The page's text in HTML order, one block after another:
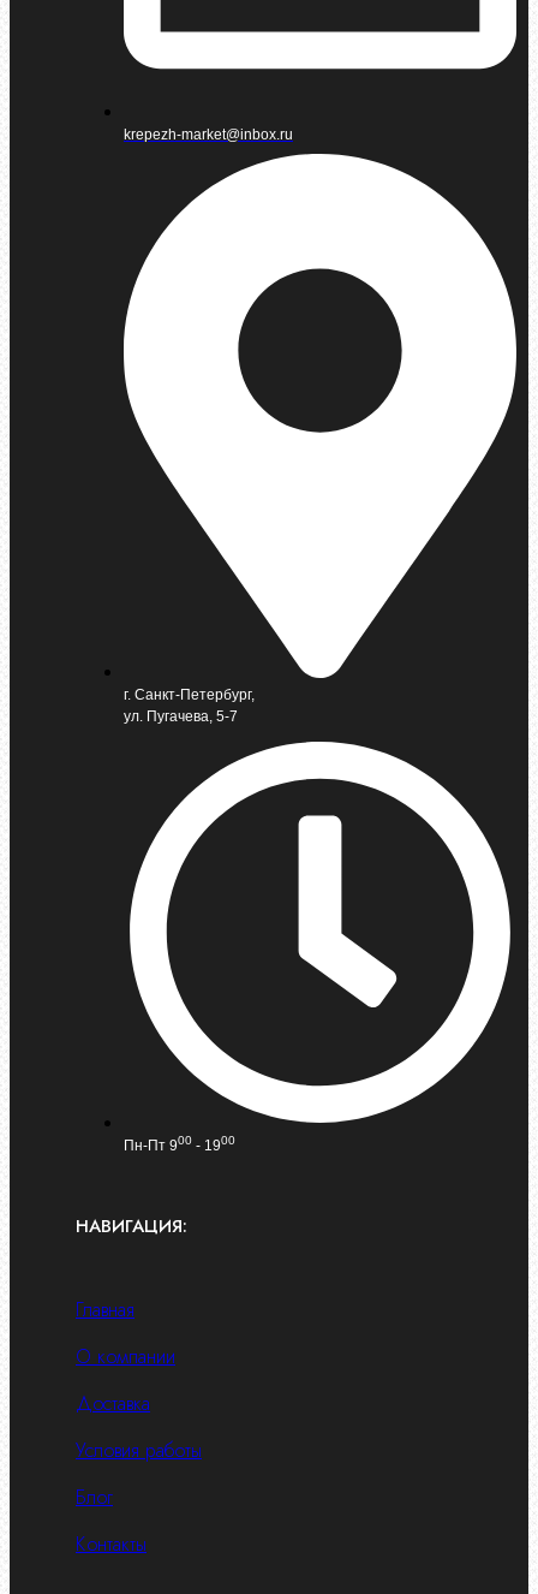
krepezh-market@inbox.ru
г. Санкт-Петербург,
ул. Пугачева, 5-7
Пн-Пт 900 - 1900
НАВИГАЦИЯ:
Главная
О компании
Доставка
Условия работы
Блог
Контакты